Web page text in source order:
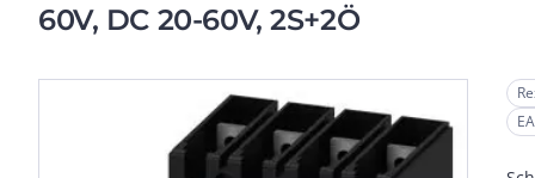
60V, DC 20-60V, 2S+2Ö